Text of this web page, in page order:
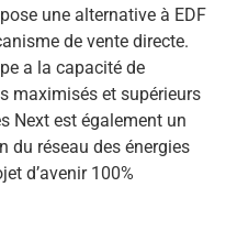
une alternative à EDF
de vente directe.
a la capacité de
maximisés et supérieurs
Next est également un
du réseau des énergies
d’avenir 100%